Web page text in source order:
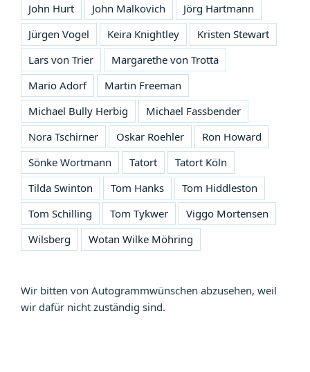
John Hurt
John Malkovich
Jörg Hartmann
Jürgen Vogel
Keira Knightley
Kristen Stewart
Lars von Trier
Margarethe von Trotta
Mario Adorf
Martin Freeman
Michael Bully Herbig
Michael Fassbender
Nora Tschirner
Oskar Roehler
Ron Howard
Sönke Wortmann
Tatort
Tatort Köln
Tilda Swinton
Tom Hanks
Tom Hiddleston
Tom Schilling
Tom Tykwer
Viggo Mortensen
Wilsberg
Wotan Wilke Möhring
Wir bitten von Autogrammwünschen abzusehen, weil
wir dafür nicht zuständig sind.